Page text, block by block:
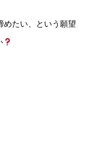
めたい、という願望